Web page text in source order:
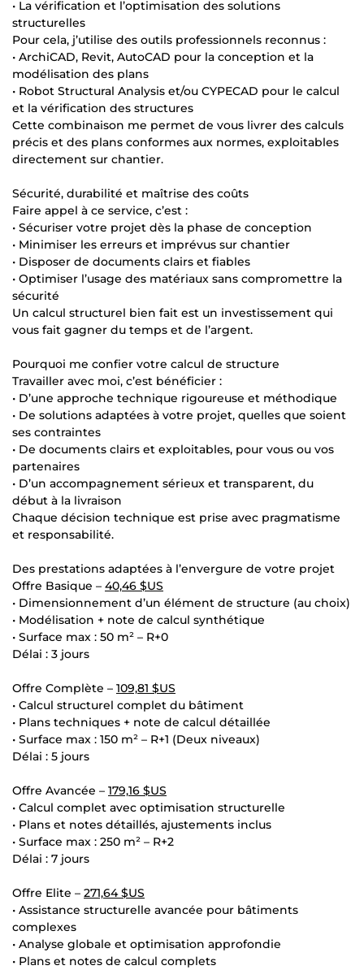
• La vérification et l’optimisation des solutions
structurelles
Pour cela, j’utilise des outils professionnels reconnus :
• ArchiCAD, Revit, AutoCAD pour la conception et la
modélisation des plans
• Robot Structural Analysis et/ou CYPECAD pour le calcul
et la vérification des structures
Cette combinaison me permet de vous livrer des calculs
précis et des plans conformes aux normes, exploitables
directement sur chantier.
Sécurité, durabilité et maîtrise des coûts
Faire appel à ce service, c’est :
• Sécuriser votre projet dès la phase de conception
• Minimiser les erreurs et imprévus sur chantier
• Disposer de documents clairs et fiables
• Optimiser l’usage des matériaux sans compromettre la
sécurité
Un calcul structurel bien fait est un investissement qui
vous fait gagner du temps et de l’argent.
Pourquoi me confier votre calcul de structure
Travailler avec moi, c’est bénéficier :
• D’une approche technique rigoureuse et méthodique
• De solutions adaptées à votre projet, quelles que soient
ses contraintes
• De documents clairs et exploitables, pour vous ou vos
partenaires
• D’un accompagnement sérieux et transparent, du
début à la livraison
Chaque décision technique est prise avec pragmatisme
et responsabilité.
Des prestations adaptées à l’envergure de votre projet
Offre Basique – 40,46 $US
• Dimensionnement d’un élément de structure (au choix)
• Modélisation + note de calcul synthétique
• Surface max : 50 m² – R+0
Délai : 3 jours
Offre Complète – 109,81 $US
• Calcul structurel complet du bâtiment
• Plans techniques + note de calcul détaillée
• Surface max : 150 m² – R+1 (Deux niveaux)
Délai : 5 jours
Offre Avancée – 179,16 $US
• Calcul complet avec optimisation structurelle
• Plans et notes détaillés, ajustements inclus
• Surface max : 250 m² – R+2
Délai : 7 jours
Offre Elite – 271,64 $US
• Assistance structurelle avancée pour bâtiments
complexes
• Analyse globale et optimisation approfondie
• Plans et notes de calcul complets